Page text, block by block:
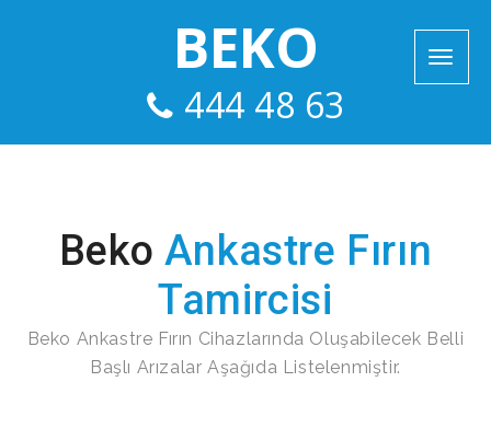
BEKO
444 48 63
Beko Ankastre Fırın
Tamircisi
Beko Ankastre Fırın Cihazlarında Oluşabilecek Belli
Başlı Arızalar Aşağıda Listelenmiştir.